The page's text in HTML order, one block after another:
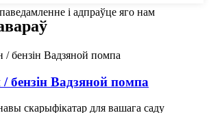
і адпраўце яго нам
/ бензін Вадзяной помпа